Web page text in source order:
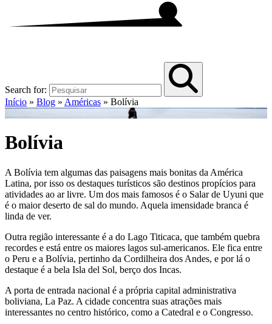
Search for:
Início » Blog » Américas » Bolívia
Bolívia
A Bolívia tem algumas das paisagens mais bonitas da América
Latina, por isso os destaques turísticos são destinos propícios para
atividades ao ar livre. Um dos mais famosos é o Salar de Uyuni que
é o maior deserto de sal do mundo. Aquela imensidade branca é
linda de ver.
Outra região interessante é a do Lago Titicaca, que também quebra
recordes e está entre os maiores lagos sul-americanos. Ele fica entre
o Peru e a Bolívia, pertinho da Cordilheira dos Andes, e por lá o
destaque é a bela Isla del Sol, berço dos Incas.
A porta de entrada nacional é a própria capital administrativa
boliviana, La Paz. A cidade concentra suas atrações mais
interessantes no centro histórico, como a Catedral e o Congresso.